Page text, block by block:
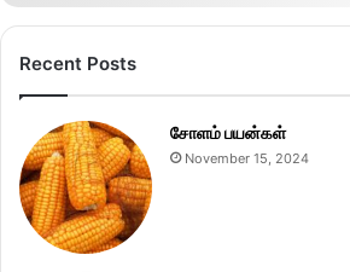
Recent Posts
சோளம் பயன்கள்
November 15, 2024